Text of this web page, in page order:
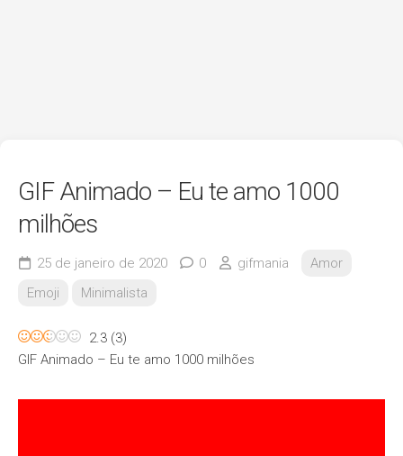
GIF Animado – Eu te amo 1000
milhões
25 de janeiro de 2020 0 gifmania
Amor
Emoji
Minimalista
2.3 (3)
GIF Animado – Eu te amo 1000 milhões